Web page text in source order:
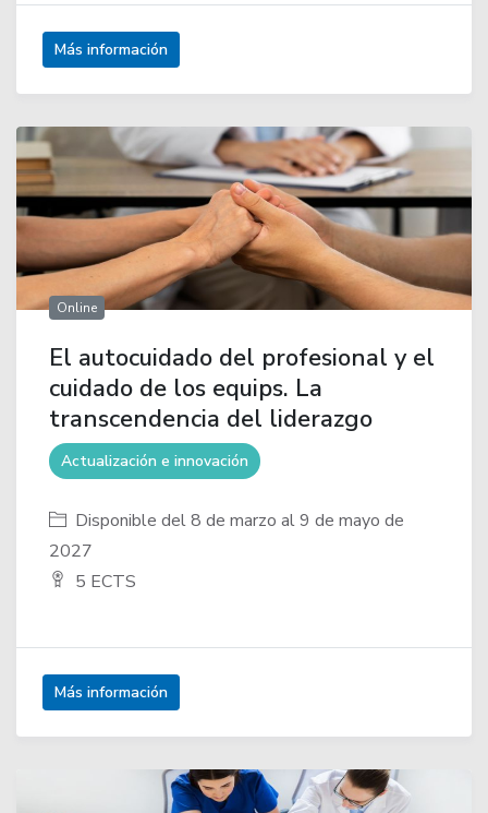
Más información
Online
El autocuidado del profesional y el
cuidado de los equips. La
transcendencia del liderazgo
Actualización e innovación
Disponible del 8 de marzo al 9 de mayo de
2027
5 ECTS
Más información